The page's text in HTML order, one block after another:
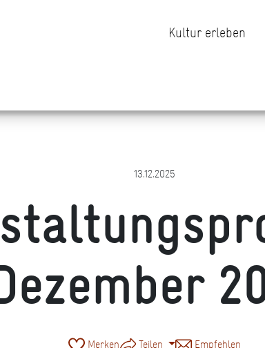
Kultur erleben
13.12.2025
Merken Teilen Empfehlen